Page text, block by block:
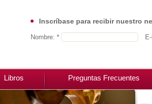
Inscríbase para recibir nuestro
Nombre: *
Libros Preguntas Frecuentes